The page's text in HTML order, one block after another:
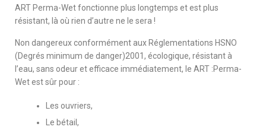
ART Perma-Wet fonctionne plus longtemps et est plus
résistant, là où rien d’autre ne le sera !
Non dangereux conformément aux Réglementations HSNO
(Degrés minimum de danger)2001, écologique, résistant à
l’eau, sans odeur et efficace immédiatement, le ART :Perma-
Wet est sûr pour :
Les ouvriers,
Le bétail,